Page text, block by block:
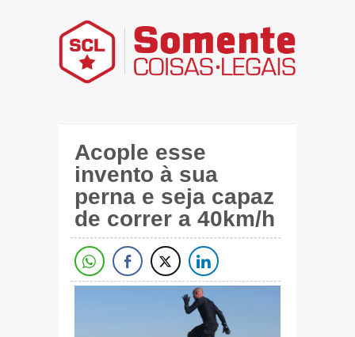
Acople esse
invento à sua
perna e seja capaz
de correr a 40km/h